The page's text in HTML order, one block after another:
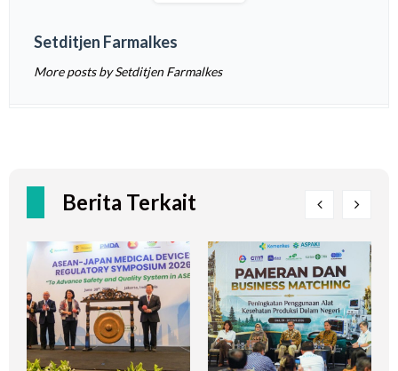
Setditjen Farmalkes
More posts by Setditjen Farmalkes
Berita Terkait